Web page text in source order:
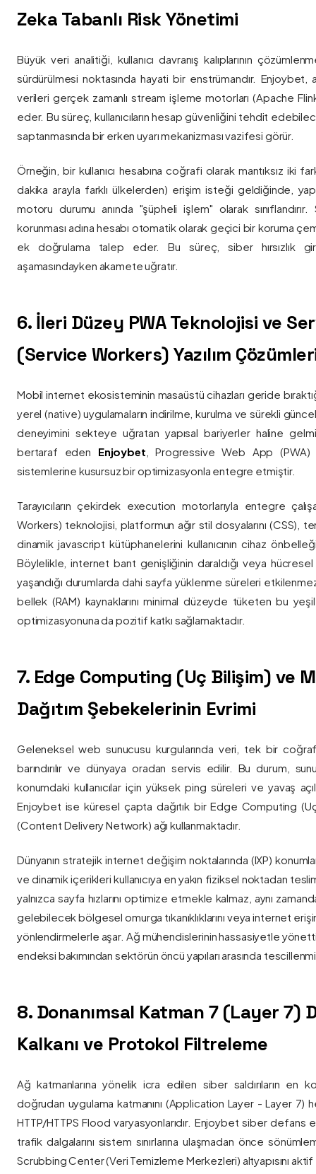
Zeka Tabanlı Risk Yönetimi
Büyük veri analitiği, kullanıcı davranış kalıplarının
sürdürülmesi noktasında hayati bir enstrümandır. Enjoybet,
verileri gerçek zamanlı stream işleme motorları (Apache Flink
eder. Bu süreç, kullanıcıların hesap güvenliğini tehdit
saptanmasında bir erken uyarı mekanizması vazifesi görür.
Örneğin, bir kullanıcı hesabına coğrafi olarak mantıksız iki
dakika arayla farklı ülkelerden) erişim isteği geldiğinde,
motoru durumu anında "şüpheli işlem" olarak sınıflandırır.
korunması adına hesabı otomatik olarak geçici bir koruma
ek doğrulama talep eder. Bu süreç, siber hırsızlık
aşamasındayken akamete uğratır.
6. İleri Düzey PWA Teknolojisi ve
(Service Workers) Yazılım
Mobil internet ekosisteminin masaüstü cihazları geride
yerel (native) uygulamaların indirilme, kurulma ve sürekli
deneyimini sekteye uğratan yapısal bariyerler haline
bertaraf eden Enjoybet , Progressive Web App (PWA)
sistemlerine kusursuz bir optimizasyonla entegre etmiştir.
Tarayıcıların çekirdek execution motorlarıyla entegre
Workers) teknolojisi, platformun ağır stil dosyalarını (CSS),
dinamik javascript kütüphanelerini kullanıcının cihaz
Böylelikle, internet bant genişliğinin daraldığı veya
yaşandığı durumlarda dahi sayfa yüklenme süreleri
bellek (RAM) kaynaklarını minimal düzeyde tüketen bu yeşil
optimizasyonuna da pozitif katkı sağlamaktadır.
7. Edge Computing (Uç Bilişim) ve
Dağıtım Şebekelerinin Evrimi
Geleneksel web sunucusu kurgularında veri, tek bir
barındırılır ve dünyaya oradan servis edilir. Bu durum,
konumdaki kullanıcılar için yüksek ping süreleri ve yavaş
Enjoybet ise küresel çapta dağıtık bir Edge Computing
(Content Delivery Network) ağı kullanmaktadır.
Dünyanın stratejik internet değişim noktalarında (IXP)
ve dinamik içerikleri kullanıcıya en yakın fiziksel noktadan
yalnızca sayfa hızlarını optimize etmekle kalmaz, aynı
gelebilecek bölgesel omurga tıkanıklıklarını veya internet
yönlendirmelerle aşar. Ağ mühendislerinin hassasiyetle
endeksi bakımından sektörün öncü yapıları arasında
8. Donanımsal Katman 7 (Layer 7)
Kalkanı ve Protokol Filtreleme
Ağ katmanlarına yönelik icra edilen siber saldırıların en
doğrudan uygulama katmanını (Application Layer - Layer 7)
HTTP/HTTPS Flood varyasyonlarıdır. Enjoybet siber
trafik dalgalarını sistem sınırlarına ulaşmadan önce
Scrubbing Center (Veri Temizleme Merkezleri) altyapısını